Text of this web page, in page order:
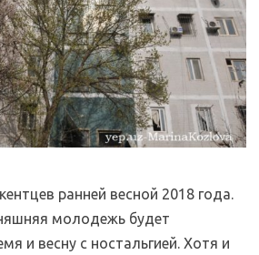
ранней весной 2018 года.
молодежь будет
и весну с ностальгией. Хотя и